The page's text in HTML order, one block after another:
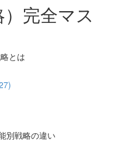
完全マス
とは
戦略の違い